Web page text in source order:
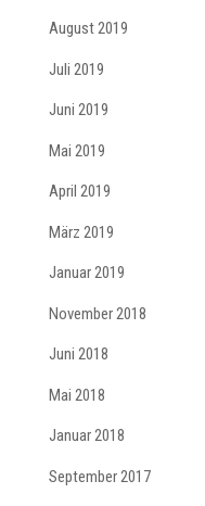
August 2019
Juli 2019
Juni 2019
Mai 2019
April 2019
März 2019
Januar 2019
November 2018
Juni 2018
Mai 2018
Januar 2018
September 2017